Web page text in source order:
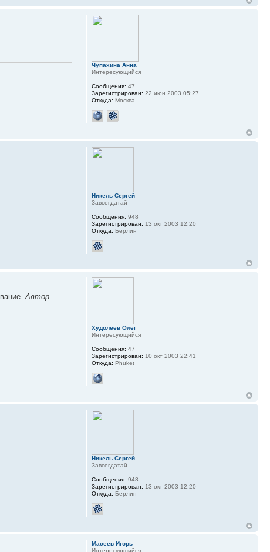
Чупахина Анна
Интересующийся
Сообщения: 47
Зарегистрирован: 22 июн 2003 05:27
Откуда: Москва
Никель Сергей
Завсегдатай
Сообщения: 948
Зарегистрирован: 13 окт 2003 12:20
Откуда: Берлин
Автор
Худолеев Олег
Интересующийся
Сообщения: 47
Зарегистрирован: 10 окт 2003 22:41
Откуда: Phuket
Никель Сергей
Завсегдатай
Сообщения: 948
Зарегистрирован: 13 окт 2003 12:20
Откуда: Берлин
Масеев Игорь
Интересующийся